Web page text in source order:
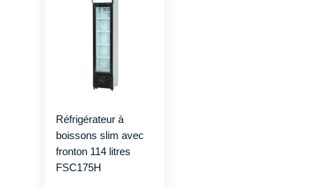
Réfrigérateur à
boissons slim avec
fronton 114 litres
FSC175H